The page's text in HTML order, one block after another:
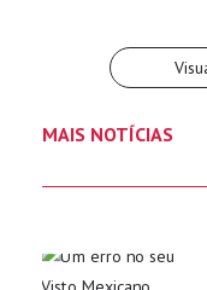
MAIS NOTÍCIAS